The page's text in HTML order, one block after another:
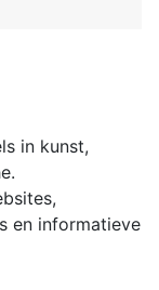
in kunst,
en informatieve